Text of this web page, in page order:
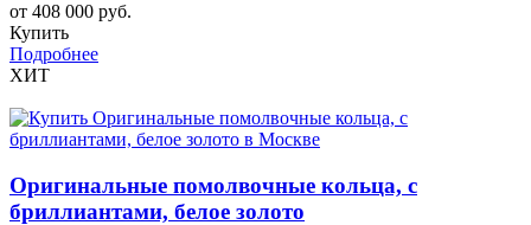
от 408 000 руб.
Купить
Подробнее
ХИТ
Оригинальные помолвочные кольца, с
бриллиантами, белое золото